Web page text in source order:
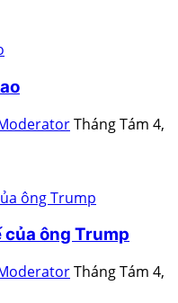
Tháng Tám 4,
ông Trump
Tháng Tám 4,